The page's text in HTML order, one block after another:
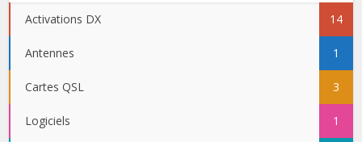
Activations DX 14
Antennes 1
Cartes QSL 3
Logiciels 1